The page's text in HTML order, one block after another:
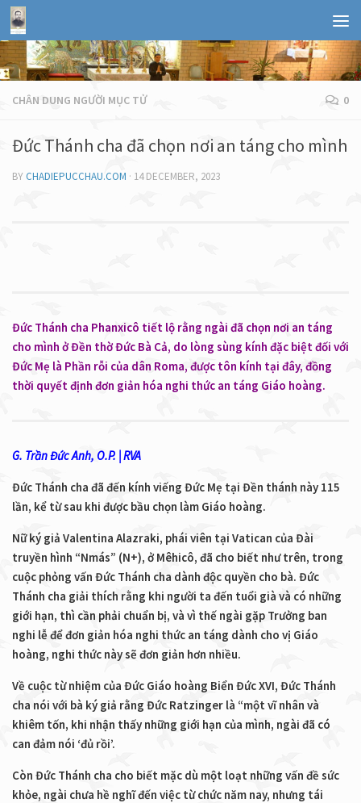
CHÂN DUNG NGƯỜI MỤC TỬ 0
Đức Thánh cha đã chọn nơi an táng cho mình
BY CHADIEPUCCHAU.COM · 14 DECEMBER, 2023
Đức Thánh cha Phanxicô tiết lộ rằng ngài đã chọn nơi an táng
cho mình ở Đền thờ Đức Bà Cả, do lòng sùng kính đặc biệt đối với
Đức Mẹ là Phần rỗi của dân Roma, được tôn kính tại đây, đồng
thời quyết định đơn giản hóa nghi thức an táng Giáo hoàng.
G. Trần Đức Anh, O.P. | RVA
Đức Thánh cha đã đến kính viếng Đức Mẹ tại Đền thánh này 115
lần, kể từ sau khi được bầu chọn làm Giáo hoàng.
Nữ ký giả Valentina Alazraki, phái viên tại Vatican của Đài
truyền hình “Nmás” (N+), ở Mêhicô, đã cho biết như trên, trong
cuộc phỏng vấn Đức Thánh cha dành độc quyền cho bà. Đức
Thánh cha giải thích rằng khi người ta đến tuổi già và có những
giới hạn, thì cần phải chuẩn bị, và vì thế ngài gặp Trưởng ban
nghi lễ để đơn giản hóa nghi thức an táng dành cho vị Giáo
hoàng, nghi thức này sẽ đơn giản hơn nhiều.
Về cuộc từ nhiệm của Đức Giáo hoàng Biển Đức XVI, Đức Thánh
cha nói với bà ký giả rằng Đức Ratzinger là “một vĩ nhân và
khiêm tốn, khi nhận thấy những giới hạn của mình, ngài đã có
can đảm nói ‘đủ rồi’.
Còn Đức Thánh cha cho biết mặc dù một loạt những vấn đề sức
khỏe, ngài chưa hề nghĩ đến việc từ chức năm nay, nhưng tái